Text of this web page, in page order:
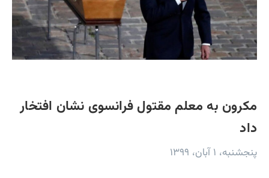
مکرون به معلم مقتول فرانسوی نشان افتخار
داد
پنجشنبه، ۱ آبان، ۱۳۹۹